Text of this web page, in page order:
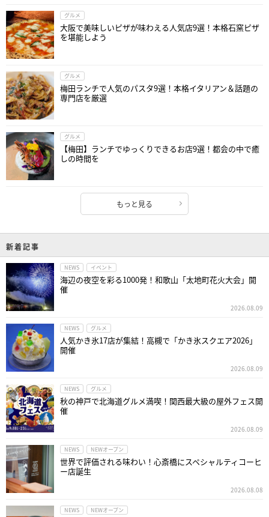
グルメ
大阪で美味しいピザが味わえる人気店9選！本格石窯ピザ
を堪能しよう
グルメ
梅田ランチで人気のパスタ9選！本格イタリアン＆話題の
専門店を厳選
グルメ
【梅田】ランチでゆっくりできるお店9選！都会の中で癒
しの時間を
もっと見る
新着記事
NEWS イベント
海辺の夜空を彩る1000発！和歌山「太地町花火大会」開
催
2026.08.09
NEWS グルメ
人気かき氷17店が集結！高槻で「かき氷スクエア2026」
開催
2026.08.09
NEWS グルメ
秋の神戸で北海道グルメ満喫！関西最大級の屋外フェス開
催
2026.08.09
NEWS NEWオープン
世界で評価される味わい！心斎橋にスペシャルティコーヒ
ー店誕生
2026.08.08
NEWS NEWオープン